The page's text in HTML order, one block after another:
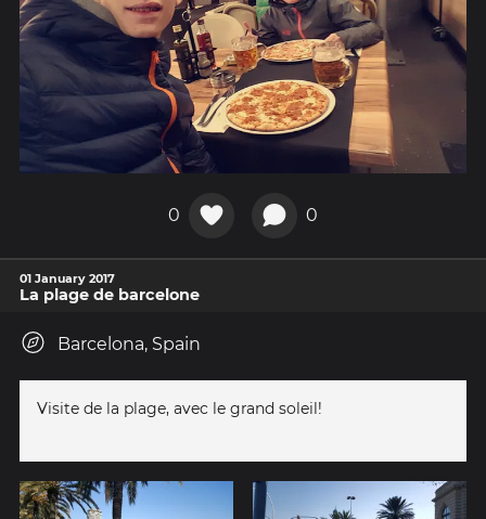
0 0
01 January 2017
La plage de barcelone
Barcelona, Spain
Visite de la plage, avec le grand soleil!